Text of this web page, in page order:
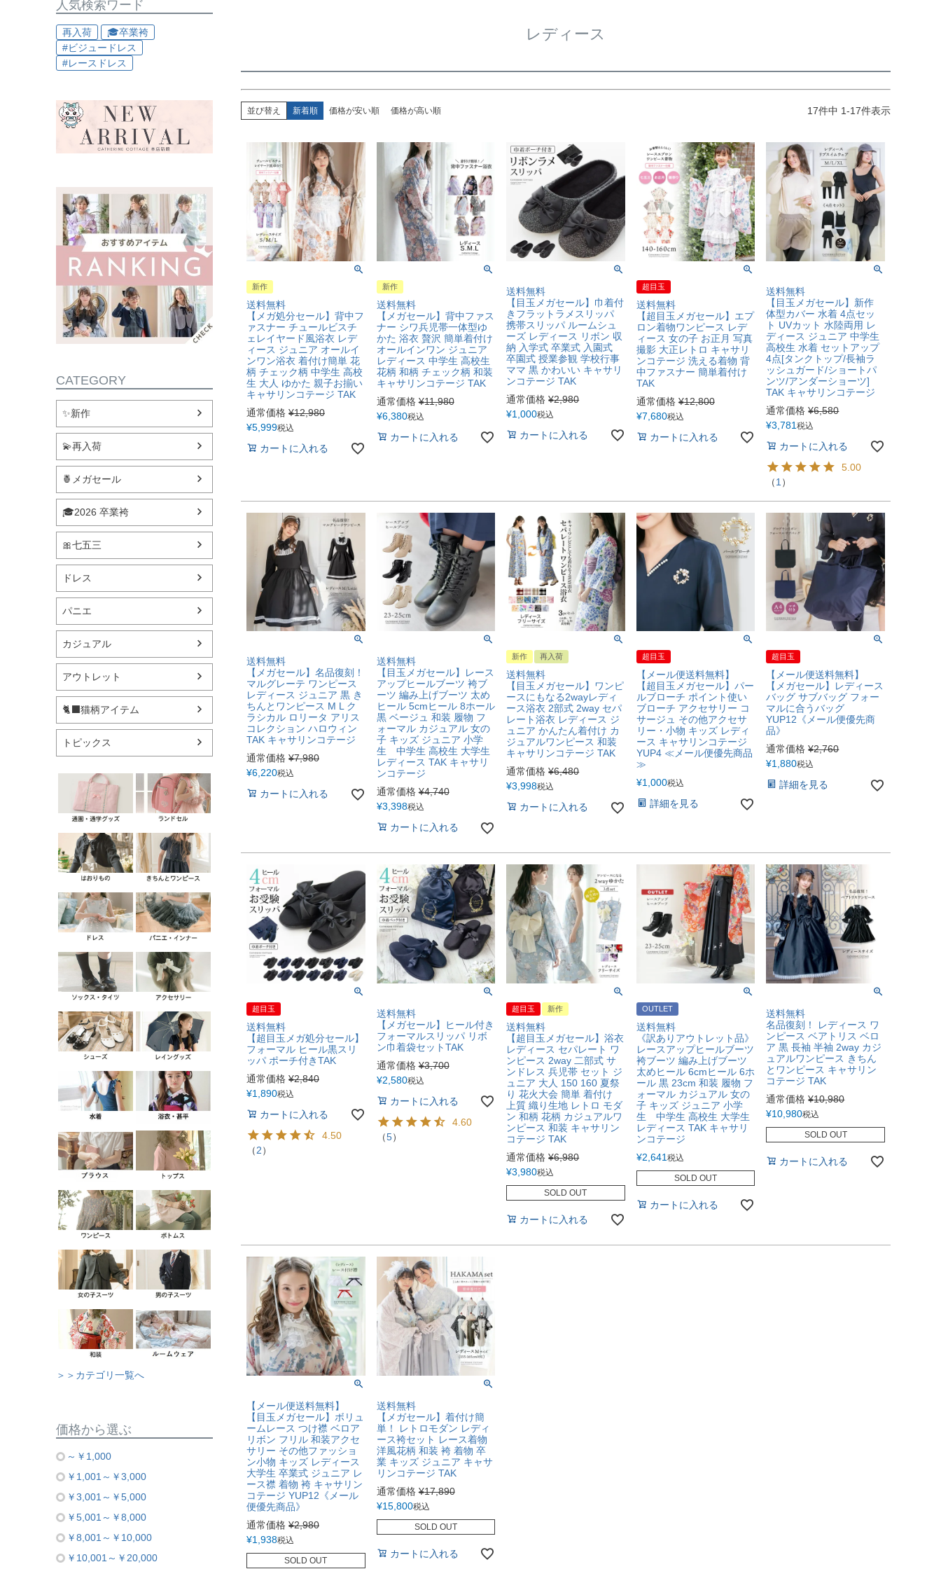
人気検索ワード
再入荷
🎓卒業袴
#ビジュードレス
#レースドレス
CATEGORY
✨新作
💫再入荷
🍍メガセール
🎓2026 卒業袴
🎀七五三
ドレス
パニエ
カジュアル
アウトレット
🐈‍⬛猫柄アイテム
トピックス
＞＞カテゴリ一覧へ
価格から選ぶ
～￥1,000
￥1,001～￥3,000
￥3,001～￥5,000
￥5,001～￥8,000
￥8,001～￥10,000
￥10,001～￥20,000
レディース
並び替え 新着順 価格が安い順 価格が高い順 17件中 1-17件表示
新作
送料無料
【メガ処分セール】背中フ
ァスナー チュールビスチ
ェレイヤード風浴衣 レデ
ィース ジュニア オールイ
ンワン浴衣 着付け簡単 花
柄 チェック柄 中学生 高校
生 大人 ゆかた 親子お揃い
キャサリンコテージ TAK
通常価格 ¥12,980
¥5,999税込
カートに入れる
新作
送料無料
【メガセール】背中ファス
ナー シワ兵児帯一体型ゆ
かた 浴衣 贅沢 簡単着付け
オールインワン ジュニア
レディース 中学生 高校生
花柄 和柄 チェック柄 和装
キャサリンコテージ TAK
通常価格 ¥11,980
¥6,380税込
カートに入れる
送料無料
【目玉メガセール】巾着付
きフラットラメスリッパ
携帯スリッパ ルームシュ
ーズ レディース リボン 収
納 入学式 卒業式 入園式
卒園式 授業参観 学校行事
ママ 黒 かわいい キャサリ
ンコテージ TAK
通常価格 ¥2,980
¥1,000税込
カートに入れる
超目玉
送料無料
【超目玉メガセール】エプ
ロン着物ワンピース レデ
ィース 女の子 お正月 写真
撮影 大正レトロ キャサリ
ンコテージ 洗える着物 背
中ファスナー 簡単着付け
TAK
通常価格 ¥12,800
¥7,680税込
カートに入れる
送料無料
【目玉メガセール】新作
体型カバー 水着 4点セッ
ト UVカット 水陸両用 レ
ディース ジュニア 中学生
高校生 水着 セットアップ
4点[タンクトップ/長袖ラ
ッシュガード/ショートパ
ンツ/アンダーショーツ]
TAK キャサリンコテージ
通常価格 ¥6,580
¥3,781税込
カートに入れる
5.00
（1 ）
送料無料
【メガセール】名品復刻！
マルグレーテ ワンピース
レディース ジュニア 黒 き
ちんとワンピース M L ク
ラシカル ロリータ アリス
コレクション ハロウィン
TAK キャサリンコテージ
通常価格 ¥7,980
¥6,220税込
カートに入れる
送料無料
【目玉メガセール】レース
アップヒールブーツ 袴ブ
ーツ 編み上げブーツ 太め
ヒール 5cmヒール 8ホール
黒 ベージュ 和装 履物 フ
ォーマル カジュアル 女の
子 キッズ ジュニア 小学
生 中学生 高校生 大学生
レディース TAK キャサリ
ンコテージ
通常価格 ¥4,740
¥3,398税込
カートに入れる
新作 再入荷
送料無料
【目玉メガセール】ワンピ
ースにもなる2wayレディ
ース浴衣 2部式 2way セパ
レート浴衣 レディース ジ
ュニア かんたん着付け カ
ジュアルワンピース 和装
キャサリンコテージ TAK
通常価格 ¥6,480
¥3,998税込
カートに入れる
超目玉
【メール便送料無料】
【超目玉メガセール】パー
ルブローチ ポイント使い
ブローチ アクセサリー コ
サージュ その他アクセサ
リー・小物 キッズ レディ
ース キャサリンコテージ
YUP4 ≪メール便優先商品
≫
¥1,000税込
詳細を見る
超目玉
【メール便送料無料】
【メガセール】レディース
バッグ サブバッグ フォー
マルに合うバッグ
YUP12《メール便優先商
品》
通常価格 ¥2,760
¥1,880税込
詳細を見る
超目玉
送料無料
【超目玉メガ処分セール】
フォーマル ヒール黒スリ
ッパ ポーチ付きTAK
通常価格 ¥2,840
¥1,890税込
カートに入れる
4.50
（2）
送料無料
【メガセール】ヒール付き
フォーマルスリッパ リボ
ン巾着袋セットTAK
通常価格 ¥3,700
¥2,580税込
カートに入れる
4.60
（5）
超目玉 新作
送料無料
【超目玉メガセール】浴衣
レディース セパレート ワ
ンピース 2way 二部式 サ
ンドレス 兵児帯 セット ジ
ュニア 大人 150 160 夏祭
り 花火大会 簡単 着付け
上質 織り生地 レトロ モダ
ン 和柄 花柄 カジュアルワ
ンピース 和装 キャサリン
コテージ TAK
通常価格 ¥6,980
¥3,980税込
SOLD OUT
カートに入れる
OUTLET
送料無料
《訳ありアウトレット品》
レースアップヒールブーツ
袴ブーツ 編み上げブーツ
太めヒール 6cmヒール 6ホ
ール 黒 23cm 和装 履物 フ
ォーマル カジュアル 女の
子 キッズ ジュニア 小学
生 中学生 高校生 大学生
レディース TAK キャサリ
ンコテージ
¥2,641税込
SOLD OUT
カートに入れる
送料無料
名品復刻！ レディース ワ
ンピース ベアトリス ベロ
ア 黒 長袖 半袖 2way カジ
ュアルワンピース きちん
とワンピース キャサリン
コテージ TAK
通常価格 ¥10,980
¥10,980税込
SOLD OUT
カートに入れる
【メール便送料無料】
【目玉メガセール】ボリュ
ームレース つけ襟 ベロア
リボン フリル 和装アクセ
サリー その他ファッショ
ン小物 キッズ レディース
大学生 卒業式 ジュニア レ
ース襟 着物 袴 キャサリン
コテージ YUP12《メール
便優先商品》
通常価格 ¥2,980
¥1,938税込
SOLD OUT
送料無料
【メガセール】着付け簡
単！ レトロモダン レディ
ース袴セット レース着物
洋風花柄 和装 袴 着物 卒
業 キッズ ジュニア キャサ
リンコテージ TAK
通常価格 ¥17,890
¥15,800税込
SOLD OUT
カートに入れる